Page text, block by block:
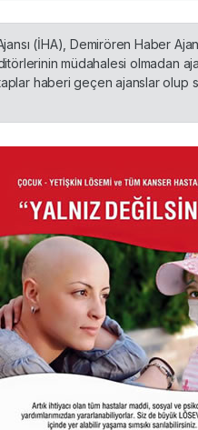
(İHA), Demirören Haber
müdahalesi olmadan
haberi geçen ajanslar olup